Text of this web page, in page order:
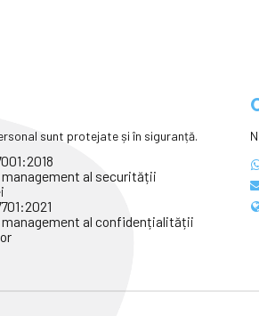
sunt protejate și în siguranță.
al securității
management al confidențialității